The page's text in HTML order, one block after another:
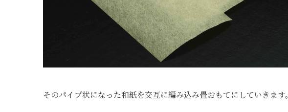
そのパイプ状になった和紙を交互に編み込み畳おもてにしていきます。